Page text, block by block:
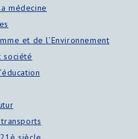
médecine
et de l’Environnement
société